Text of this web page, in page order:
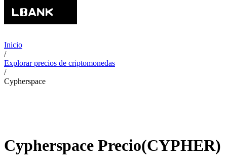
Inicio
/
Explorar precios de criptomonedas
/
Cypherspace
Cypherspace Precio(CYPHER)